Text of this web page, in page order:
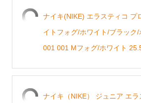
ナイキ(NIKE) エラスティコ プ
イトフォグ/ホワイト/ブラック
001 001 Mフォグ/ホワイト
ナイキ（NIKE） ジュニア エ